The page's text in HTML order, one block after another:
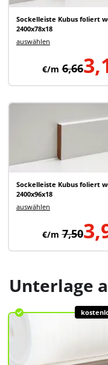
Sockelleiste Kubus foliert
2400x78x18
auswählen
€/m 6,66
Sockelleiste Kubus foliert
2400x96x18
auswählen
€/m 7,50
Unterlage